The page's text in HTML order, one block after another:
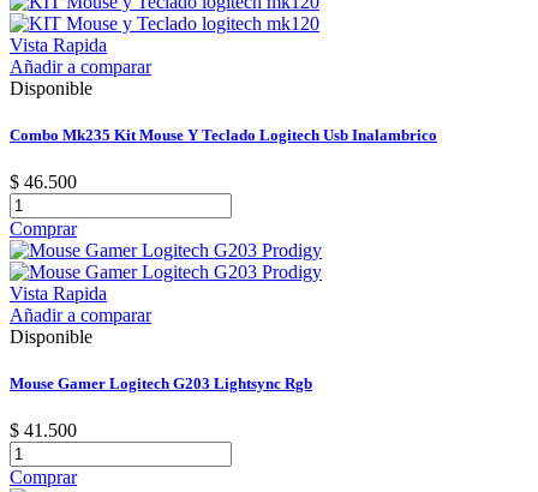
Vista Rapida
Añadir a comparar
Disponible
Combo Mk235 Kit Mouse Y Teclado Logitech Usb Inalambrico
$ 46.500
Comprar
Vista Rapida
Añadir a comparar
Disponible
Mouse Gamer Logitech G203 Lightsync Rgb
$ 41.500
Comprar